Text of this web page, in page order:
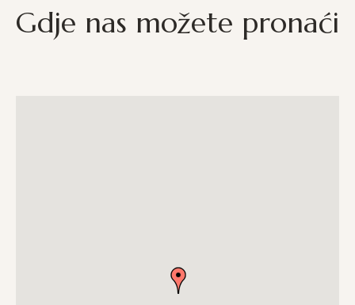
Gdje nas možete pronaći